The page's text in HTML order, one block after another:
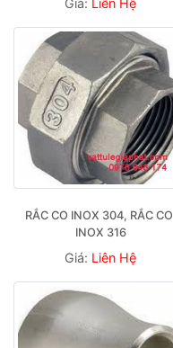
RẮC CO INOX 304, RẮC CO
INOX 316
Giá: Liên Hệ